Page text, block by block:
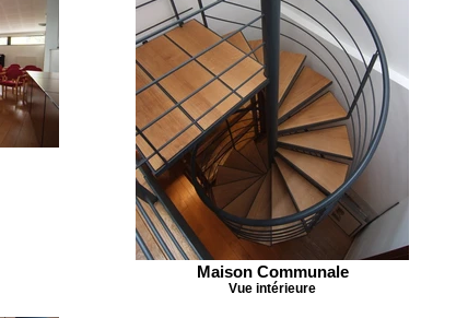
Maison Communale
Vue intérieure